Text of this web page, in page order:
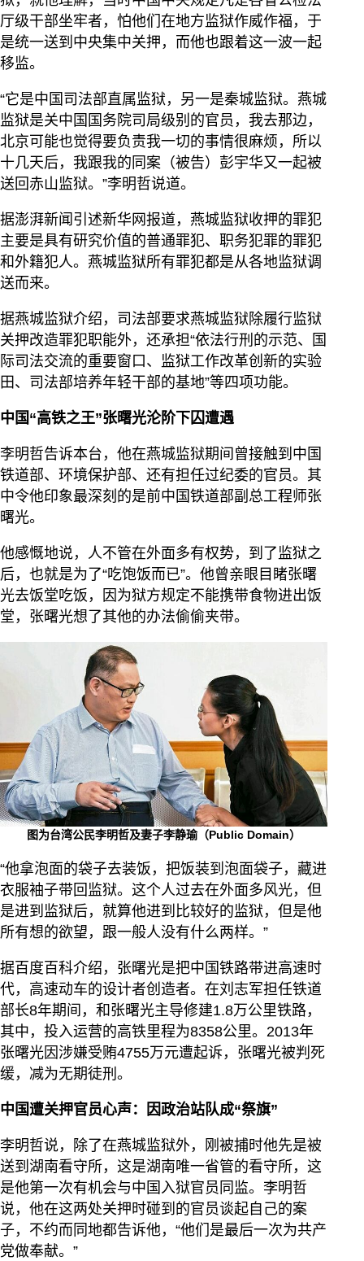
厅级干部坐牢者，怕他们在地方监狱作威作福，于
是统一送到中央集中关押，而他也跟着这一波一起
移监。
“它是中国司法部直属监狱，另一是秦城监狱。燕城
监狱是关中国国务院司局级别的官员，我去那边，
北京可能也觉得要负责我一切的事情很麻烦，所以
十几天后，我跟我的同案（被告）彭宇华又一起被
送回赤山监狱。”李明哲说道。
据澎湃新闻引述新华网报道，燕城监狱收押的罪犯
主要是具有研究价值的普通罪犯、职务犯罪的罪犯
和外籍犯人。燕城监狱所有罪犯都是从各地监狱调
送而来。
据燕城监狱介绍，司法部要求燕城监狱除履行监狱
关押改造罪犯职能外，还承担“依法行刑的示范、国
际司法交流的重要窗口、监狱工作改革创新的实验
田、司法部培养年轻干部的基地”等四项功能。
中国“高铁之王”张曙光沦阶下囚遭遇
李明哲告诉本台，他在燕城监狱期间曾接触到中国
铁道部、环境保护部、还有担任过纪委的官员。其
中令他印象最深刻的是前中国铁道部副总工程师张
曙光。
他感慨地说，人不管在外面多有权势，到了监狱之
后，也就是为了“吃饱饭而已”。他曾亲眼目睹张曙
光去饭堂吃饭，因为狱方规定不能携带食物进出饭
堂，张曙光想了其他的办法偷偷夹带。
图为台湾公民李明哲及妻子李静瑜（Public Domain）
“他拿泡面的袋子去装饭，把饭装到泡面袋子，藏进
衣服袖子带回监狱。这个人过去在外面多风光，但
是进到监狱后，就算他进到比较好的监狱，但是他
所有想的欲望，跟一般人没有什么两样。”
据百度百科介绍，张曙光是把中国铁路带进高速时
代，高速动车的设计者创造者。在刘志军担任铁道
部长8年期间，和张曙光主导修建1.8万公里铁路，
其中，投入运营的高铁里程为8358公里。2013年
张曙光因涉嫌受贿4755万元遭起诉，张曙光被判死
缓，减为无期徒刑。
中国遭关押官员心声：因政治站队成“祭旗”
李明哲说，除了在燕城监狱外，刚被捕时他先是被
送到湖南看守所，这是湖南唯一省管的看守所，这
是他第一次有机会与中国入狱官员同监。李明哲
说，他在这两处关押时碰到的官员谈起自己的案
子，不约而同地都告诉他，“他们是最后一次为共产
党做奉献。”